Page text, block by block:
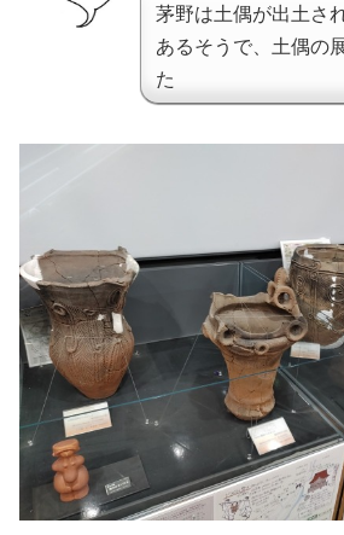
茅野は土偶が出土さ
あるそうで、土偶の
た